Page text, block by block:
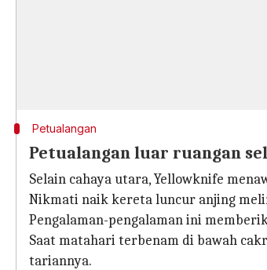
Petualangan
Petualangan luar ruangan
Selain cahaya utara, Yellowknife
Nikmati naik kereta luncur anjing
Pengalaman-pengalaman ini
Saat matahari terbenam di bawah
tariannya.